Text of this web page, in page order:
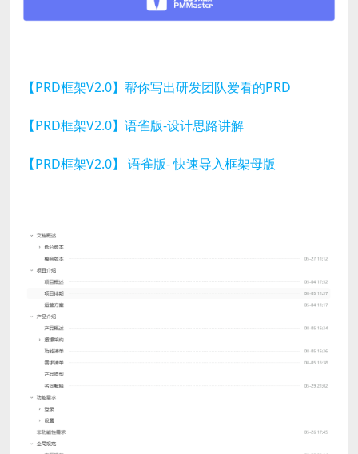
【PRD框架V2.0】帮你写出研发团队爱看的PRD
【PRD框架V2.0】语雀版-设计思路讲解
【PRD框架V2.0】 语雀版- 快速导入框架母版